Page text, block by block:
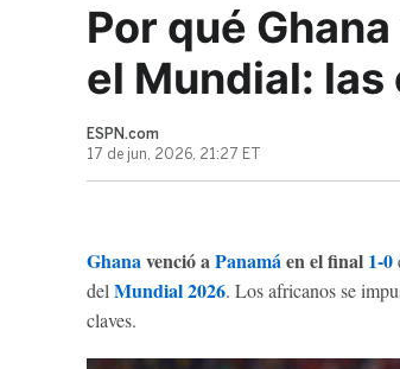
Por qué
el Mundial:
ESPN.com
17 de jun, 2026, 21:27 ET
Ghanavenció aPanamáen el final 1-0
del Mundial 2026. Los africanos se
claves.